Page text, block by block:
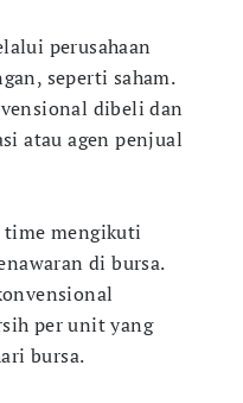
perusahaan
seperti saham.
dibeli dan
atau agen penjual
time mengikuti
di bursa.
per unit yang
bursa.